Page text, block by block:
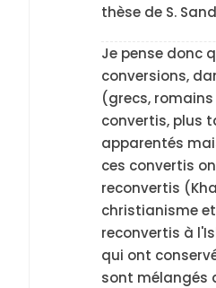
thèse de S.
Je pense donc
conversions,
(grecs,
convertis, plus
apparentés
ces convertis
reconvertis
christianisme
reconvertis à
qui ont
sont mélangés